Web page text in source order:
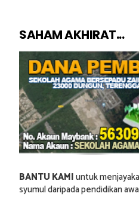
SAHAM AKHIRAT...
BANTU KAMIuntuk
syumul daripada pendidikan